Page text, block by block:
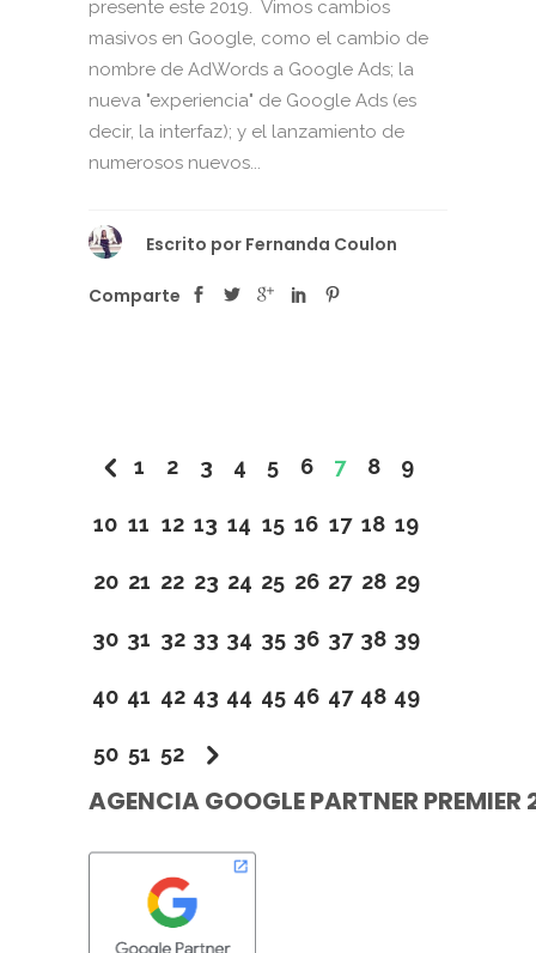
presente este 2019. Vimos cambios
masivos en Google, como el cambio de
nombre de AdWords a Google Ads; la
nueva "experiencia" de Google Ads (es
decir, la interfaz); y el lanzamiento de
numerosos nuevos...
Escrito por Fernanda Coulon
Comparte
1 2 3 4 5 6 7 8 9
10 11 12 13 14 15 16 17 18 19
20 21 22 23 24 25 26 27 28 29
30 31 32 33 34 35 36 37 38 39
40 41 42 43 44 45 46 47 48 49
50 51 52
AGENCIA GOOGLE PARTNER PREMIER